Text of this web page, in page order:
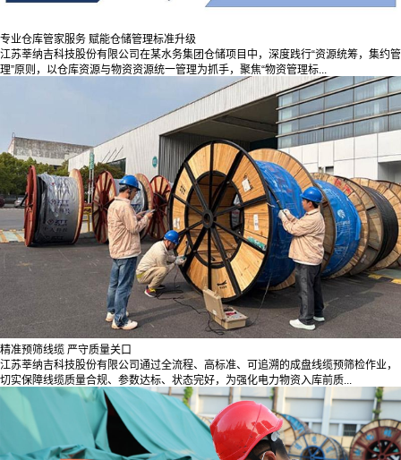
专业仓库管家服务 赋能仓储管理标准升级
江苏莘纳吉科技股份有限公司在某水务集团仓储项目中，深度践行“资源统筹，集约管
理”原则，以仓库资源与物资资源统一管理为抓手，聚焦“物资管理标...
精准预筛线缆 严守质量关口
江苏莘纳吉科技股份有限公司通过全流程、高标准、可追溯的成盘线缆预筛检作业，
切实保障线缆质量合规、参数达标、状态完好，为强化电力物资入库前质...